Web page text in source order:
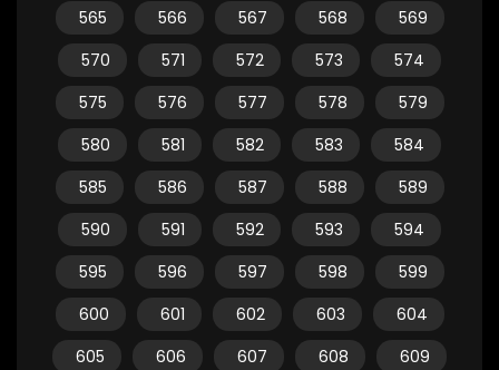
565
566 567 568
569
570
571 572 573
574
575
576 577 578
579
580
581 582 583
584
585
586 587 588
589
590
591 592 593
594
595
596 597 598
599
600
601 602 603
604
605
606 607 608
609